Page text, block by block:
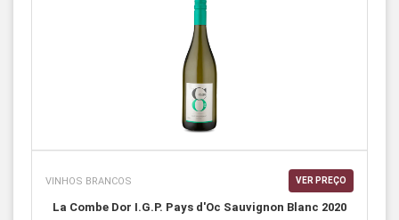
VINHOS BRANCOS VER PREÇO
La Combe Dor I.G.P. Pays d'Oc Sauvignon Blanc 2020